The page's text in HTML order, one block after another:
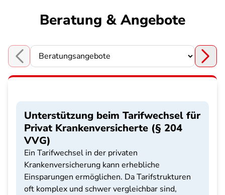
Beratung & Angebote
Choose a section
Unterstützung beim Tarifwechsel für
Privat Krankenversicherte (§ 204
VVG)
Ein Tarifwechsel in der privaten
Krankenversicherung kann erhebliche
Einsparungen ermöglichen. Da Tarifstrukturen
oft komplex und schwer vergleichbar sind,